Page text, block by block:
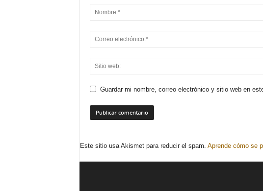
Guardar mi nombre, correo electrónico y sitio web en
Este sitio usa Akismet para reducir el spam. Aprende cómo se